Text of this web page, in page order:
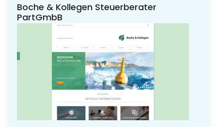
Boche & Kollegen Steuerberater
PartGmbB